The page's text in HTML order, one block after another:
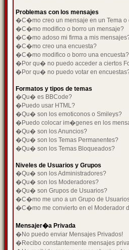
Problemas con los mensajes
�C�mo creo un mensaje en un Tema o
�C�mo modifico o borro un mensaje?
�C�mo adoso mi firma a mis
�C�mo creo una encuesta?
�C�mo modifico o borro una encuesta?
�Por qu� no puedo acceder a ciertos
�Por qu� no puedo votar en
Formatos y tipos de temas
�Qu� es BBCode?
�Puedo usar HTML?
�Qu� son los emoticonos o Smileys?
�Puedo colocar im�genes en los
�Qu� son los Anuncios?
�Qu� son los Temas Permanentes?
�Qu� son los Temas Bloqueados?
Niveles de Usuarios y Grupos
�Qu� son los Administradores?
�Qu� son los Moderadores?
�Qu� son Grupos de Usuarios?
�C�mo me uno a un Grupo de
�C�mo me convierto en el Moderador
Mensajer�a Privada
�No puedo enviar Mensajes Privados!
�Recibo constantemente mensajes